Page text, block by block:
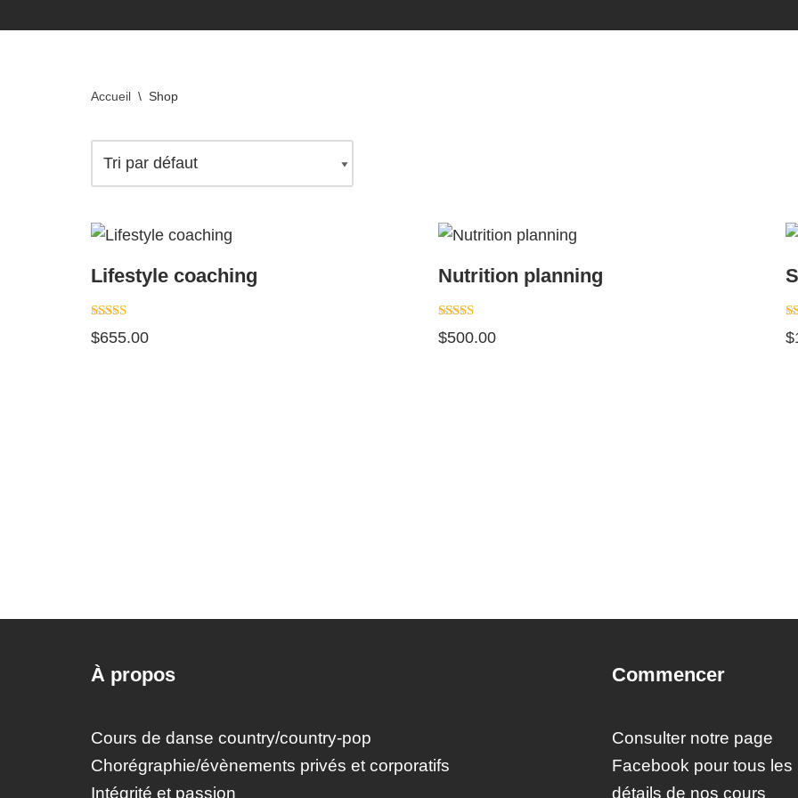
Accueil \ Shop
Lifestyle coaching
Note
5.00
$655.00
Nutrition planning
Note
5.00
$500.00 $
À propos
Cours de danse country/country-pop
Chorégraphie/évènements privés et corporatifs
Intégrité et passion
Commencer
Consulter notre page
Facebook pour tous les
détails de nos cours